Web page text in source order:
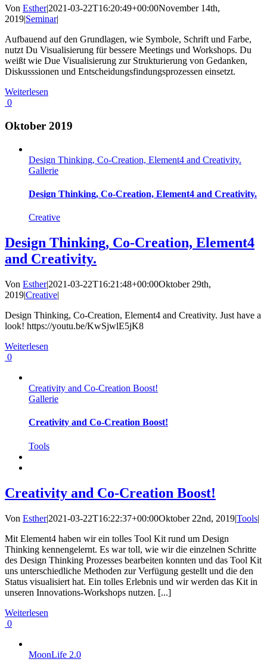
Von Esther|2021-03-22T16:20:49+00:00November 14th,
2019|Seminar|
Aufbauend auf den Grundlagen, wie Symbole, Schrift und Farbe,
nutzt Du Visualisierung für bessere Meetings und Workshops. Du
weißt wie Due Visualisierung zur Strukturierung von Gedanken,
Diskusssionen und Entscheidungsfindungsprozessen einsetzt.
Weiterlesen
0
Oktober 2019
Design Thinking, Co-Creation, Element4 and Creativity.
Gallerie
Design Thinking, Co-Creation, Element4 and Creativity.
Creative
Design Thinking, Co-Creation, Element4
and Creativity.
Von Esther|2021-03-22T16:21:48+00:00Oktober 29th,
2019|Creative|
Design Thinking, Co-Creation, Element4 and Creativity. Just have a
look! https://youtu.be/KwSjwlE5jK8
Weiterlesen
0
Creativity and Co-Creation Boost!
Gallerie
Creativity and Co-Creation Boost!
Tools
Creativity and Co-Creation Boost!
Von Esther|2021-03-22T16:22:37+00:00Oktober 22nd, 2019|Tools|
Mit Element4 haben wir ein tolles Tool Kit rund um Design
Thinking kennengelernt. Es war toll, wie wir die einzelnen Schritte
des Design Thinking Prozesses bearbeiten konnten und das Tool Kit
uns unterschiedliche Methoden zur Verfügung gestellt und die den
Status visualisiert hat. Ein tolles Erlebnis und wir werden das Kit in
unseren Innovations-Workshops nutzen. [...]
Weiterlesen
0
MoonLife 2.0